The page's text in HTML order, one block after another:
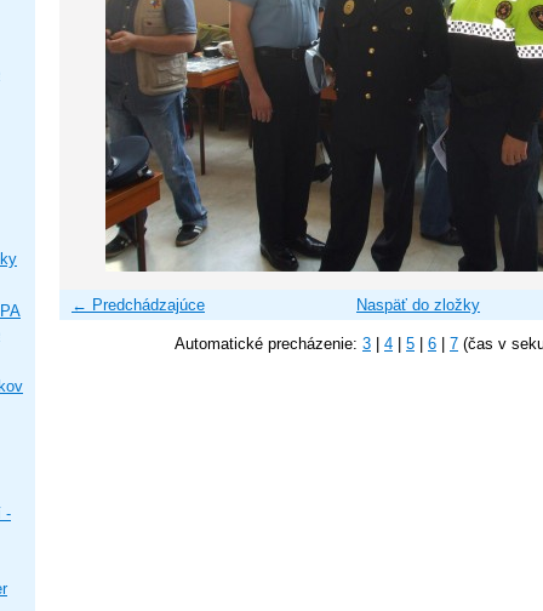
← Predchádzajúce Naspäť do zložky
Automatické precházenie: 3 4 5 6 7 (čas v
-